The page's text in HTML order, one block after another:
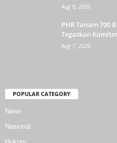
Aug 8, 2026
PHR Tanam 700
Tegaskan
Aug 7, 2026
POPULAR CATEGORY
News
Nasional